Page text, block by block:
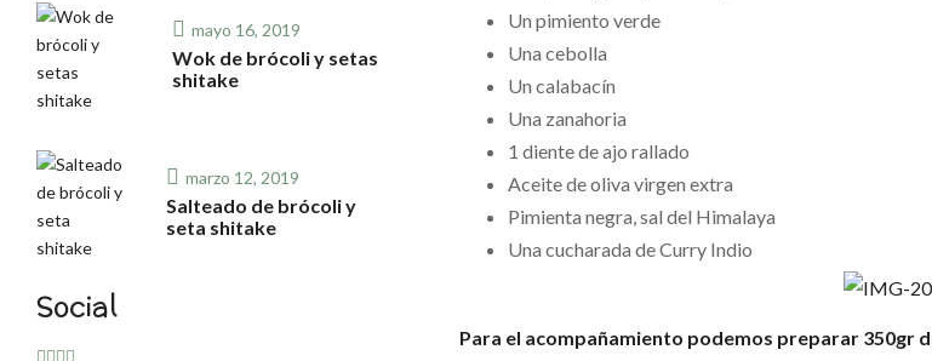
mayo 16, 2019
Wok de brócoli y setas
shitake
marzo 12, 2019
Salteado de brócoli y
seta shitake
Social
Un pimiento verde
Una cebolla
Un calabacín
Una zanahoria
1 diente de ajo rallado
Aceite de oliva virgen extra
Pimienta negra, sal del Himalaya
Una cucharada de Curry Indio
Para el acompañamiento podemos preparar 350gr